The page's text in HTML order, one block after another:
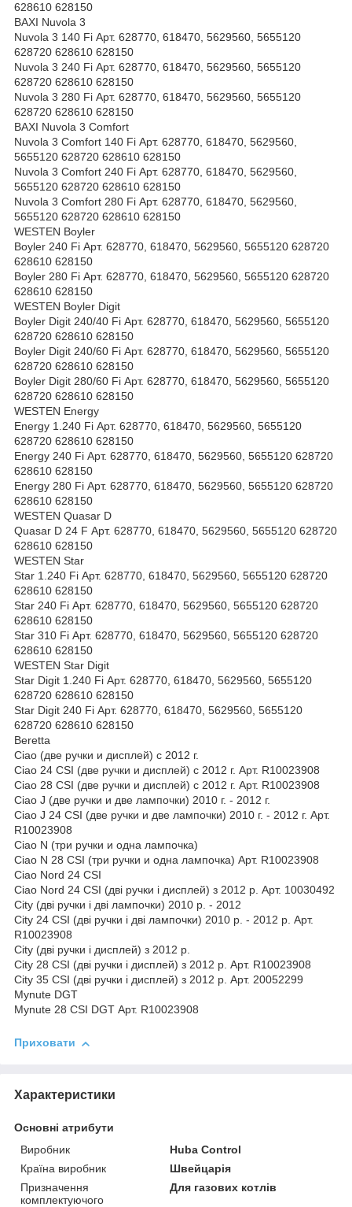
628610 628150
BAXI Nuvola 3
Nuvola 3 140 Fi Арт. 628770, 618470, 5629560, 5655120
628720 628610 628150
Nuvola 3 240 Fi Арт. 628770, 618470, 5629560, 5655120
628720 628610 628150
Nuvola 3 280 Fi Арт. 628770, 618470, 5629560, 5655120
628720 628610 628150
BAXI Nuvola 3 Comfort
Nuvola 3 Comfort 140 Fi Арт. 628770, 618470, 5629560,
5655120 628720 628610 628150
Nuvola 3 Comfort 240 Fi Арт. 628770, 618470, 5629560,
5655120 628720 628610 628150
Nuvola 3 Comfort 280 Fi Арт. 628770, 618470, 5629560,
5655120 628720 628610 628150
WESTEN Boyler
Boyler 240 Fi Арт. 628770, 618470, 5629560, 5655120 628720
628610 628150
Boyler 280 Fi Арт. 628770, 618470, 5629560, 5655120 628720
628610 628150
WESTEN Boyler Digit
Boyler Digit 240/40 Fi Арт. 628770, 618470, 5629560, 5655120
628720 628610 628150
Boyler Digit 240/60 Fi Арт. 628770, 618470, 5629560, 5655120
628720 628610 628150
Boyler Digit 280/60 Fi Арт. 628770, 618470, 5629560, 5655120
628720 628610 628150
WESTEN Energy
Energy 1.240 Fi Арт. 628770, 618470, 5629560, 5655120
628720 628610 628150
Energy 240 Fi Арт. 628770, 618470, 5629560, 5655120 628720
628610 628150
Energy 280 Fi Арт. 628770, 618470, 5629560, 5655120 628720
628610 628150
WESTEN Quasar D
Quasar D 24 F Арт. 628770, 618470, 5629560, 5655120 628720
628610 628150
WESTEN Star
Star 1.240 Fi Арт. 628770, 618470, 5629560, 5655120 628720
628610 628150
Star 240 Fi Арт. 628770, 618470, 5629560, 5655120 628720
628610 628150
Star 310 Fi Арт. 628770, 618470, 5629560, 5655120 628720
628610 628150
WESTEN Star Digit
Star Digit 1.240 Fi Арт. 628770, 618470, 5629560, 5655120
628720 628610 628150
Star Digit 240 Fi Арт. 628770, 618470, 5629560, 5655120
628720 628610 628150
Beretta
Ciao (две ручки и дисплей) с 2012 г.
Ciao 24 CSI (две ручки и дисплей) с 2012 г. Арт. R10023908
Ciao 28 CSI (две ручки и дисплей) с 2012 г. Арт. R10023908
Ciao J (две ручки и две лампочки) 2010 г. - 2012 г.
Ciao J 24 CSI (две ручки и две лампочки) 2010 г. - 2012 г. Арт.
R10023908
Ciao N (три ручки и одна лампочка)
Ciao N 28 CSI (три ручки и одна лампочка) Арт. R10023908
Ciao Nord 24 CSI
Ciao Nord 24 CSI (дві ручки і дисплей) з 2012 р. Арт. 10030492
City (дві ручки і дві лампочки) 2010 р. - 2012
City 24 CSI (дві ручки і дві лампочки) 2010 р. - 2012 р. Арт.
R10023908
City (дві ручки і дисплей) з 2012 р.
City 28 CSI (дві ручки і дисплей) з 2012 р. Арт. R10023908
City 35 CSI (дві ручки і дисплей) з 2012 р. Арт. 20052299
Mynute DGT
Mynute 28 CSI DGT Арт. R10023908
Приховати
Характеристики
Основні атрибути
Виробник
Huba Control
Країна виробник
Швейцарія
Призначення
комплектуючого
Для газових котлів